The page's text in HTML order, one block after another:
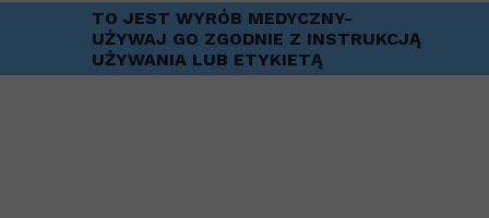
TO JEST WYRÓB MEDYCZNY-
UŻYWAJ GO ZGODNIE Z INSTRUKCJĄ
UŻYWANIA LUB ETYKIETĄ